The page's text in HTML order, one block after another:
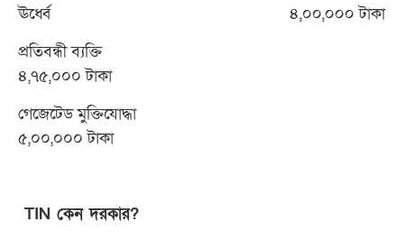
ঊর্ধ্বে ৪,০০,০০০ টাকা
প্রতিবন্ধী ব্যক্তি
৪,৭৫,০০০ টাকা
গেজেটেড মুক্তিযোদ্ধা
৫,০০,০০০ টাকা
TIN কেন দরকার?